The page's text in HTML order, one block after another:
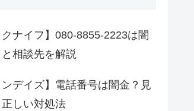
クナイフ】080-8855-2223は闇
相談先を解説
ンデイズ】電話番号は闇金？見
しい対処法